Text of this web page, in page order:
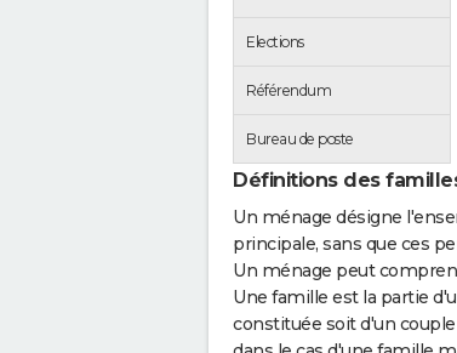
Elections
Référendum
Bureau de poste
Définitions des
Un ménage désigne
principale, sans que ces
Un ménage peut
Une famille est la partie
constituée soit d'un